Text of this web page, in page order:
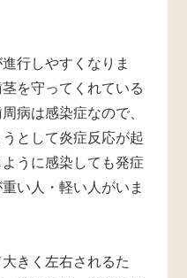
行しやすくなりま
を守ってくれている
病は感染症なので、
として炎症反応が起
うに感染しても発症
い人・軽い人がいま
きく左右されるた